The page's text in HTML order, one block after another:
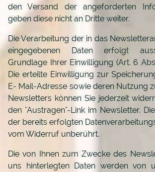
den Versand der angeforderten
geben diese nicht an Dritte weiter.
Die Verarbeitung der in das
eingegebenen Daten erfolgt
Grundlage Ihrer Einwilligung (Art. 6
Die erteilte Einwilligung zur
E- Mail-Adresse sowie deren Nutzung
Newsletters können Sie jederzeit
den "Austragen"-Link im Newsletter.
der bereits erfolgten
vom Widerruf unberührt.
Die von Ihnen zum Zwecke des
uns hinterlegten Daten werden von